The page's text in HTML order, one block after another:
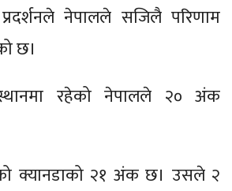
नेपालले सजिलै परिणाम
छ।
रहेको नेपालले २० अंक
क्यानडाको २१ अंक छ। उसले २